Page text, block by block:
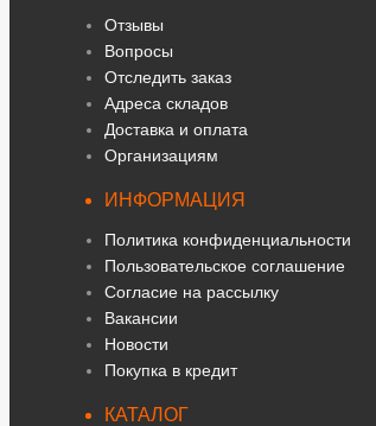
Отзывы
Вопросы
Отследить заказ
Адреса складов
Доставка и оплата
Организациям
ИНФОРМАЦИЯ
Политика конфиденциальности
Пользовательское соглашение
Согласие на рассылку
Вакансии
Новости
Покупка в кредит
КАТАЛОГ